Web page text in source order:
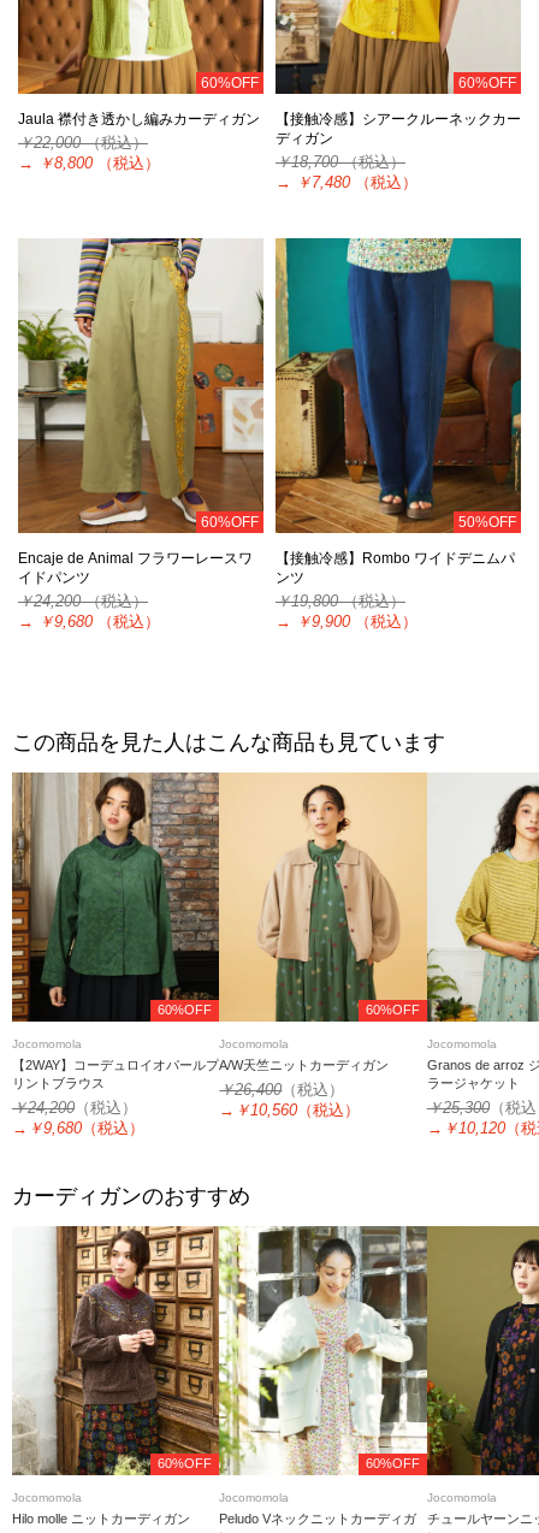
60%OFF
Jaula 襟付き透かし編みカーディガン
￥22,000（税込）
→
￥8,800 （税込）
60%OFF
【接触冷感】シアークルーネックカー
ディガン
￥18,700（税込）
→
￥7,480 （税込）
60%OFF
Encaje de Animal フラワーレースワ
イドパンツ
￥24,200（税込）
→
￥9,680 （税込）
50%OFF
【接触冷感】Rombo ワイドデニムパ
ンツ
￥19,800（税込）
→
￥9,900 （税込）
この商品を見た人はこんな商品も見ています
60%OFF
Jocomomola
【2WAY】コーデュロイオパールプ
リントブラウス
￥24,200 （税込）
→ ￥9,680 （税込）
60%OFF
Jocomomola
A/W天竺ニットカーディガン
￥26,400（税込）
→ ￥10,560 （税込）
Jocomomola
Granos de arroz
ラージャケット
￥25,300（税
→ ￥10,120（
カーディガンのおすすめ
60%OFF
Jocomomola
Hilo molle ニットカーディガン
60%OFF
Jocomomola
Peludo Vネックニットカーディガ
Jocomomola
チュールヤーンニ